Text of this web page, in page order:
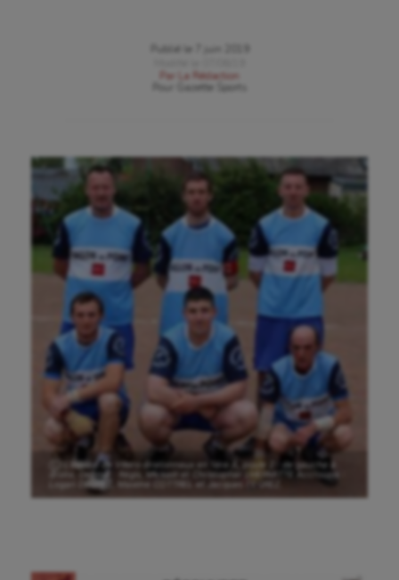
Publié le
Par
La Rédaction
Gazette Sports
Ⓒ L’équipe de Villers-Bretonneux en 1ère A, poule 2 : de gauche à
droite, Debout : Régis, Mickaël et Christopher LHERMITTE Accroupis :
Logan DEGREZ, Maxime COTTREL et Jacques DEGREZ.